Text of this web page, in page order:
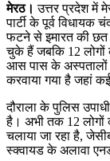
मेरठ। उत्तर प्रदेश में
पार्टी के पूर्व
फटने से इमारत की छत
चुके हैं जबकि 12 लोगों
आस पास के अस्पतालों
करवाया गया है जहां
दौराला के पुलिस
है। अभी तक 12 लोगों
चलाया जा रहा है,
स्क्वायड के अलावा